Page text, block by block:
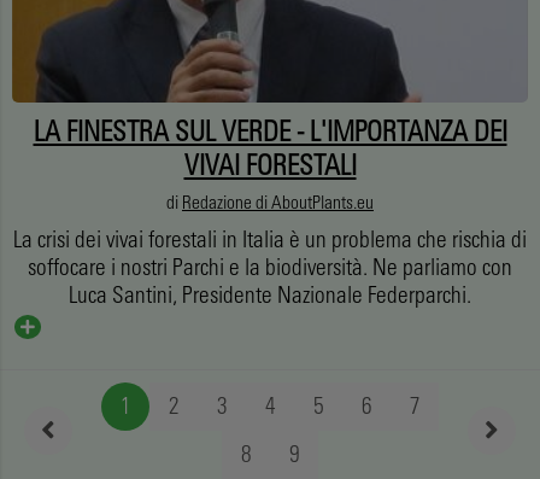
LA FINESTRA SUL VERDE - L'IMPORTANZA DEI
VIVAI FORESTALI
di Redazione di AboutPlants.eu
La crisi dei vivai forestali in Italia è un problema che rischia di
soffocare i nostri Parchi e la biodiversità. Ne parliamo con
Luca Santini, Presidente Nazionale Federparchi.
1 2 3 4 5 6
7
8
9